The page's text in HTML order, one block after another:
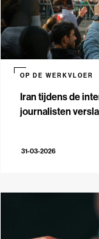
Iran tijdens de
journalisten
OP DE WERKVLOER
31-03-2026